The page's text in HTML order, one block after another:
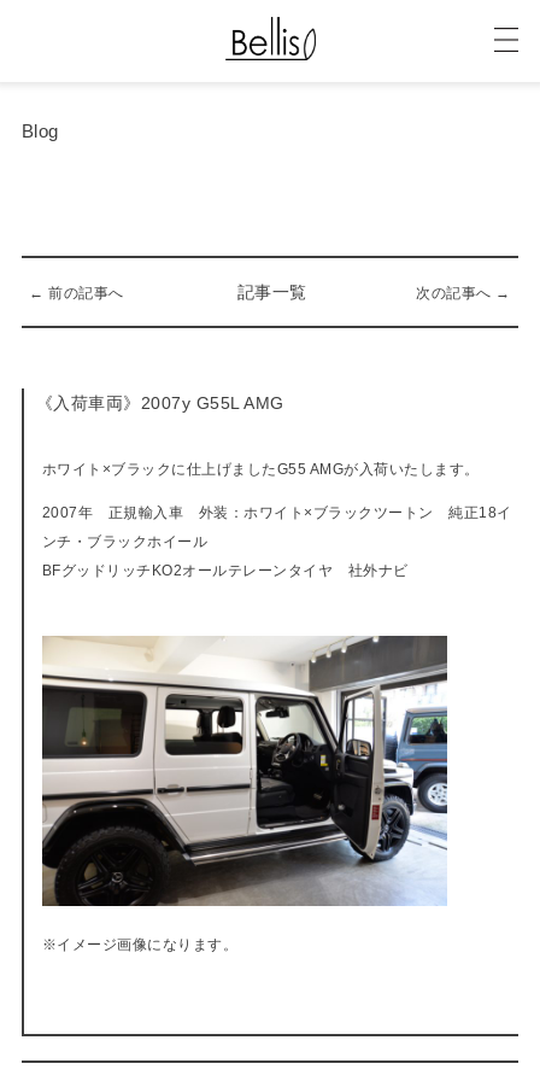
Blog
← 前の記事へ 記事一覧 次の記事へ →
《入荷車両》2007y G55L AMG
ホワイト×ブラックに仕上げましたG55 AMGが入荷いたします。
2007年 正規輸入車 外装：ホワイト×ブラックツートン 純正18イ
ンチ・ブラックホイール
BFグッドリッチKO2オールテレーンタイヤ 社外ナビ
※イメージ画像になります。